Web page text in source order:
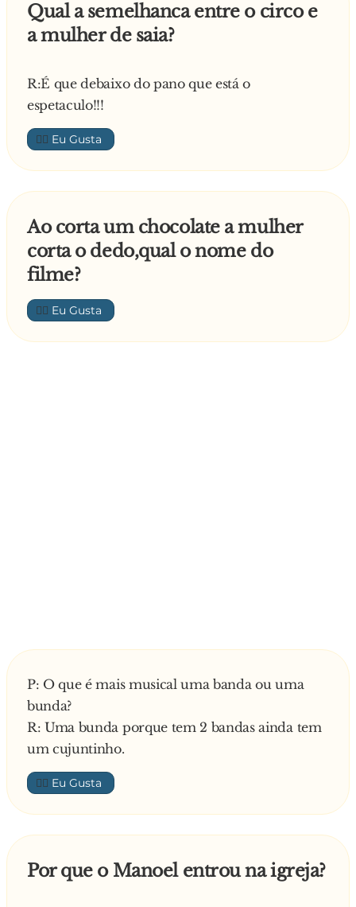
Qual a semelhanca entre o circo e
a mulher de saia?
R:É que debaixo do pano que está o
espetaculo!!!
👍🏼
Ao corta um chocolate a mulher
corta o dedo,qual o nome do
filme?
👍🏼
P: O que é mais musical uma banda ou uma
bunda?
R: Uma bunda porque tem 2 bandas ainda tem
um cujuntinho.
👍🏼
Por que o Manoel entrou na igreja?